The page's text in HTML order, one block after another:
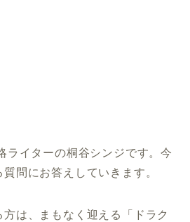
ライターの桐谷シンジです。今
問にお答えしていきます。
は、まもなく迎える「ドラク